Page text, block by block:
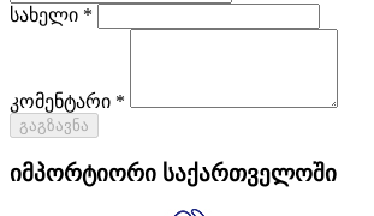
სახელი *
კომენტარი *
გაგზავნა
იმპორტიორი საქართველოში